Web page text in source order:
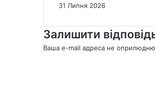
31 Липня 2026
Залишити
Ваша e-mail адреса не